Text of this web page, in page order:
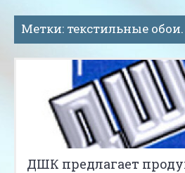
Метки: текстильные обои.